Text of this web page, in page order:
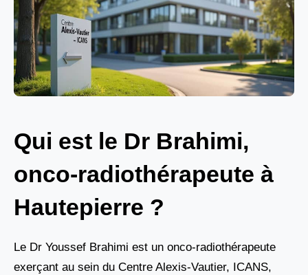
Qui est le Dr Brahimi,
onco-radiothérapeute à
Hautepierre ?
Le Dr Youssef Brahimi est un onco-radiothérapeute
exerçant au sein du Centre Alexis-Vautier, ICANS,